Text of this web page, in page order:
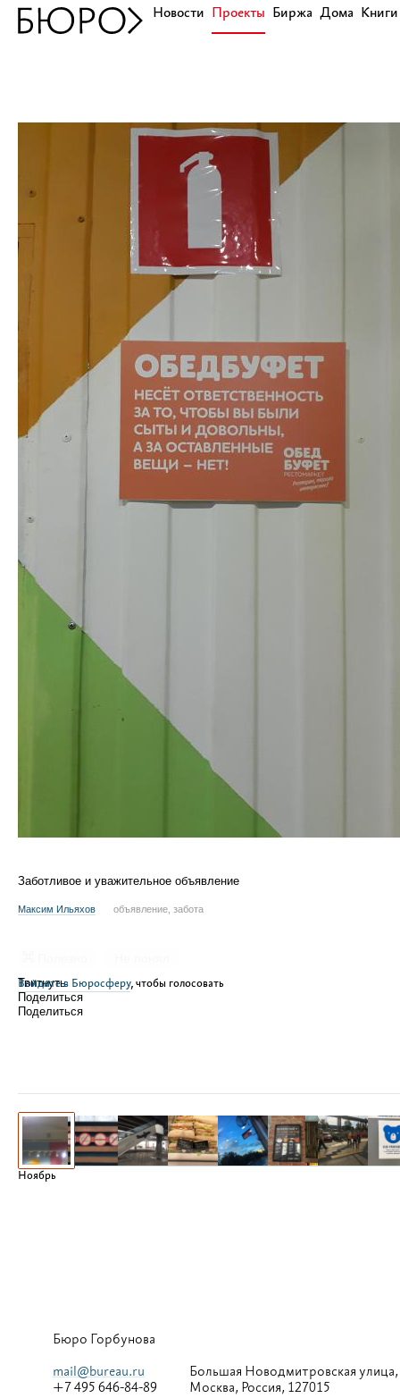
Новости Проекты Биржа Дома Книги
Заботливое и уважительное объявление
Максим Ильяхов объявление, забота
Войдите в Бюросферу, чтобы голосовать
Твитнуть
Поделиться
Поделиться
Ноябрь
Бюро Горбунова
mail@bureau.ru
+7 495 646-84-89
Большая Новодмитровская улица,
Москва, Россия, 127015